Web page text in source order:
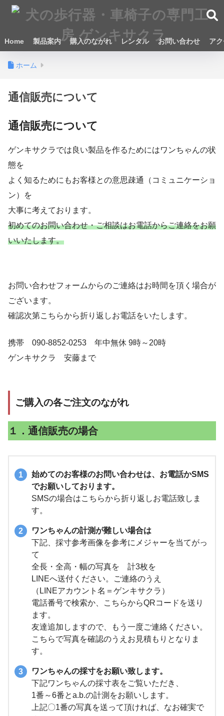
Home 製品案内 購入のながれ レンタル お問い合わせ ア
ホーム
通信販売について
通信販売について
ゲンキサクラでは良い製品を作るためにはワンちゃんの状
態を
よく知るためにもお客様との意思疎通（コミュニケーショ
ン）を
大事に考えております。
初めてのお問い合わせ・ご相談はお電話からご連絡をお願
いいたします。
お問い合わせフォームからのご連絡はお時間を頂く場合が
ございます。
確認次第こちらから折り返しお電話をいたします。
携帯 090-8852-0253 年中無休 9時～20時
ゲンキサクラ 安藤まで
ご購入の各ご注文のながれ
１．通信販売の場合
始めてのお客様のお問い合わせは、お電話かSMS
でお願いしております。
SMSの場合はこちらから折り返しお電話致しま
す。
ワンちゃんの計測が難しい場合は
下記、採寸参考画像を参考にメジャーを当てがっ
て
全長・全高・幅の写真を 計3枚を
LINEへ送付ください。ご連絡のうえ
（LINEアカウント名＝ゲンキサクラ）
電話番号で検索か、こちらからQRコードを送り
ます。
友達追加しますので、もう一度ご連絡ください。
こちらで写真を確認のうえお見積もりとなりま
す。
ワンちゃんの採寸をお願い致します。
下記ワンちゃんの採寸表をご覧いただき、
1番～6番とa.b.の計測をお願いします。
上記〇1番の写真を送って頂ければ、なお確実で